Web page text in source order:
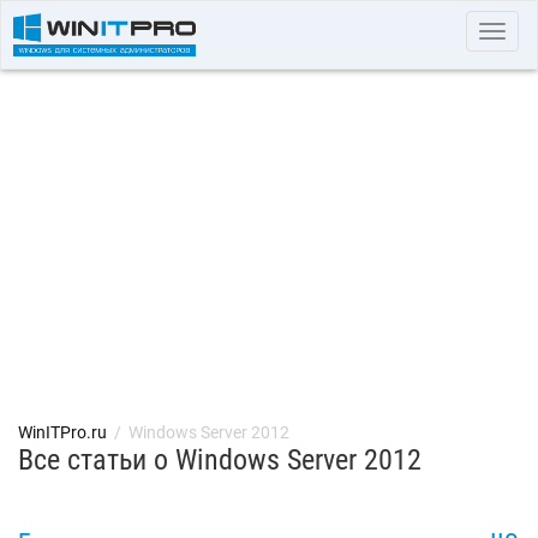
WinITPro.ru / Windows Server 2012
Все статьи о Windows Server 2012